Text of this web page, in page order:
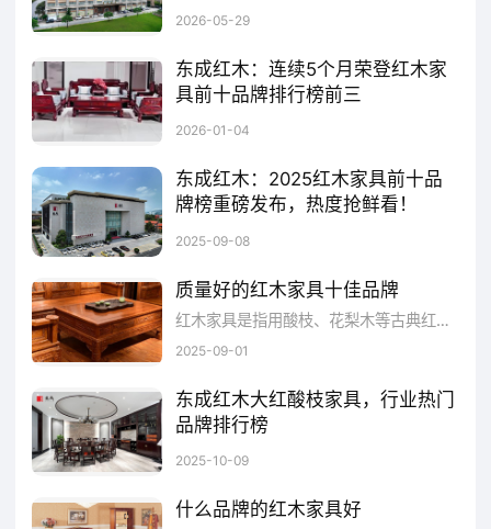
智能系统依据部件特性定制烘干曲线：小
叶紫檀导管细密，采用 50℃以下低温策略，
湿度梯度严控在 15% 以内；大红酸枝则阶段性
能精准渗透，实现木材内外含水率偏差
≤±1%，为家具稳定打下基础。
智慧赋能，“部件烘干” 的 “慢功夫”
若说部件烘干是 “塑其形”，“养身烘干” 便
是 “养其性”。东成将红木采用 “烘干 — 回湿 —
2026-05-29
东成红木：连续5个月荣登红木家
具前十品牌排行榜前三
2026-01-04
东成红木：2025红木家具前十品
牌榜重磅发布，热度抢鲜看！
2025-09-08
质量好的红木家具十佳品牌
红木家具是指用酸枝、花梨木等古典红木制成的家具，是明清以来对稀有硬木优质家具的统称。中国传统古典红木家具流派中，主要有京作、苏作、东作、颍作等
2025-09-01
东成红木大红酸枝家具，行业热门
品牌排行榜
2025-10-09
什么品牌的红木家具好